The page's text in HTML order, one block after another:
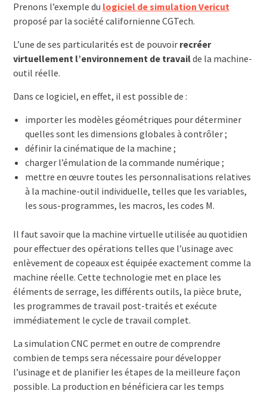
Prenons l’exemple du logiciel de simulation Vericut
proposé par la société californienne CGTech.
L’une de ses particularités est de pouvoir recréer
virtuellement l’environnement de travailde la machine-
outil réelle.
Dans ce logiciel, en effet, il est possible de :
importer les modèles géométriques pour déterminer
quelles sont les dimensions globales à contrôler ;
définir la cinématique de la machine ;
charger l’émulation de la commande numérique ;
mettre en œuvre toutes les personnalisations relatives
à la machine-outil individuelle, telles que les variables,
les sous-programmes, les macros, les codes M.
Il faut savoir que la machine virtuelle utilisée au quotidien
pour effectuer des opérations telles que l’usinage avec
enlèvement de copeaux est équipée exactement comme la
machine réelle. Cette technologie met en place les
éléments de serrage, les différents outils, la pièce brute,
les programmes de travail post-traités et exécute
immédiatement le cycle de travail complet.
La simulation CNC permet en outre de comprendre
combien de temps sera nécessaire pour développer
l’usinage et de planifier les étapes de la meilleure façon
possible. La production en bénéficiera car les temps